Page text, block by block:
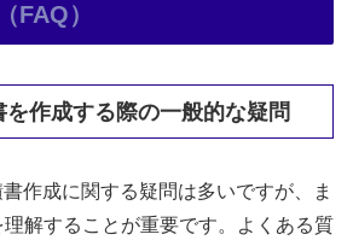
FAQ）
作成する際の一般的な疑問
作成に関する疑問は多いですが、ま
解することが重要です。よくある質